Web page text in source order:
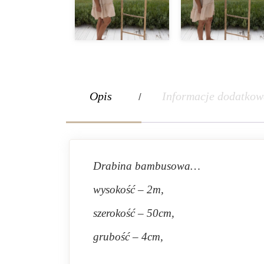
Opis Informacje
Drabina bambusowa…
wysokość – 2m,
szerokość – 50cm,
grubość – 4cm,